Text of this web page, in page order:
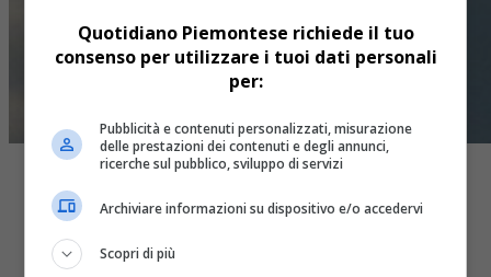
Quotidiano Piemontese richiede il tuo
consenso per utilizzare i tuoi dati personali
per:
Pubblicità e contenuti personalizzati, misurazione
delle prestazioni dei contenuti e degli annunci,
ricerche sul pubblico, sviluppo di servizi
Archiviare informazioni su dispositivo e/o accedervi
Scopri di più